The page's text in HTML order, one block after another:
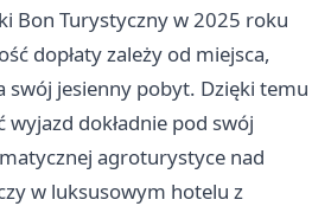
Bon Turystyczny w 2025 roku
dopłaty zależy od miejsca,
swój jesienny pobyt. Dzięki temu
wyjazd dokładnie pod swój
agroturystyce nad
w luksusowym hotelu z